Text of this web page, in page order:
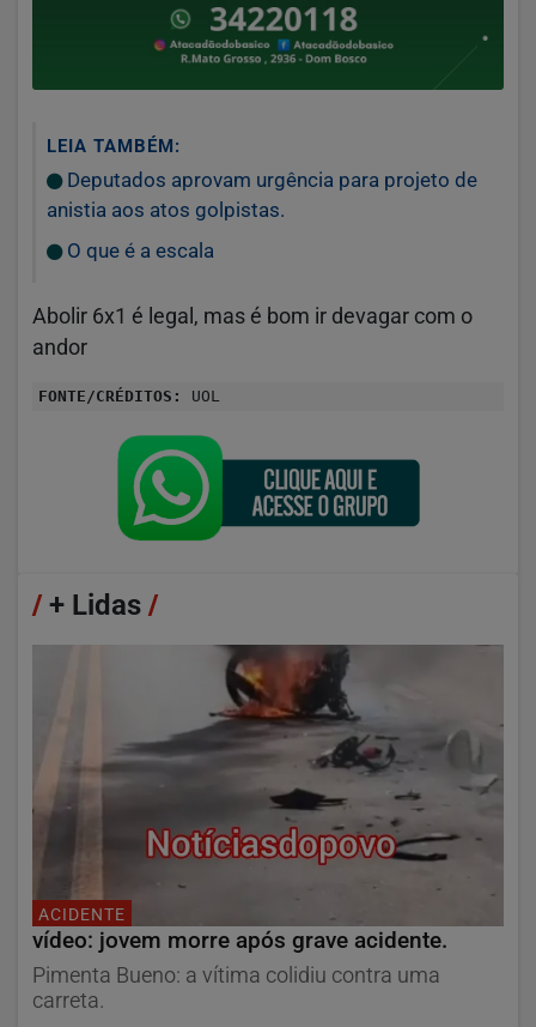
LEIA TAMBÉM:
Deputados aprovam urgência para projeto de
anistia aos atos golpistas.
O que é a escala
Abolir 6x1 é legal, mas é bom ir devagar com o
andor
FONTE/CRÉDITOS: UOL
/ + Lidas /
ACIDENTE
vídeo: jovem morre após grave acidente.
Pimenta Bueno: a vítima colidiu contra uma
carreta.